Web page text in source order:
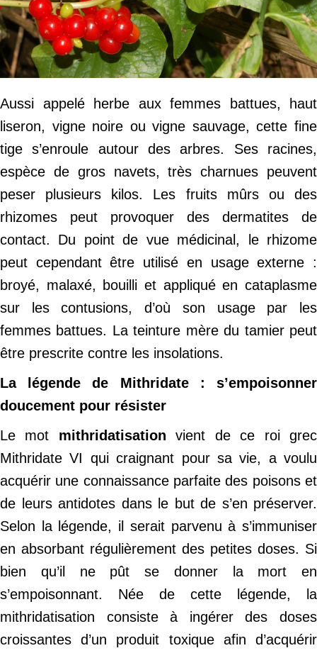
Aussi appelé herbe aux femmes battues, haut
liseron, vigne noire ou vigne sauvage, cette fine
tige s’enroule autour des arbres. Ses racines,
espèce de gros navets, très charnues peuvent
peser plusieurs kilos. Les fruits mûrs ou des
rhizomes peut provoquer des dermatites de
contact. Du point de vue médicinal, le rhizome
peut cependant être utilisé en usage externe :
broyé, malaxé, bouilli et appliqué en cataplasme
sur les contusions, d’où son usage par les
femmes battues. La teinture mère du tamier peut
être prescrite contre les insolations.
La légende de Mithridate : s’empoisonner
doucement pour résister
Le mot mithridatisation vient de ce roi grec
Mithridate VI qui craignant pour sa vie, a voulu
acquérir une connaissance parfaite des poisons et
de leurs antidotes dans le but de s’en préserver.
Selon la légende, il serait parvenu à s’immuniser
en absorbant régulièrement des petites doses. Si
bien qu’il ne pût se donner la mort en
s’empoisonnant. Née de cette légende, la
mithridatisation consiste à ingérer des doses
croissantes d’un produit toxique afin d’acquérir